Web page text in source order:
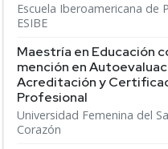
Escuela Iberoamericana de
ESIBE
Maestría en Educación
mención en
Acreditación y
Profesional
Universidad Femenina del
Corazón